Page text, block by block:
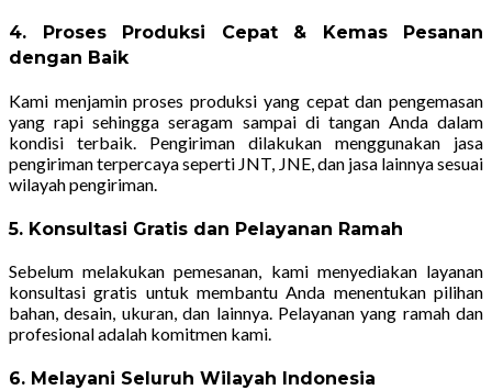
4. Proses Produksi Cepat & Kemas Pesanan
dengan Baik
Kami menjamin proses produksi yang cepat dan pengemasan
yang rapi sehingga seragam sampai di tangan Anda dalam
kondisi terbaik. Pengiriman dilakukan menggunakan jasa
pengiriman terpercaya seperti JNT, JNE, dan jasa lainnya sesuai
wilayah pengiriman.
5. Konsultasi Gratis dan Pelayanan Ramah
Sebelum melakukan pemesanan, kami menyediakan layanan
konsultasi gratis untuk membantu Anda menentukan pilihan
bahan, desain, ukuran, dan lainnya. Pelayanan yang ramah dan
profesional adalah komitmen kami.
6. Melayani Seluruh Wilayah Indonesia